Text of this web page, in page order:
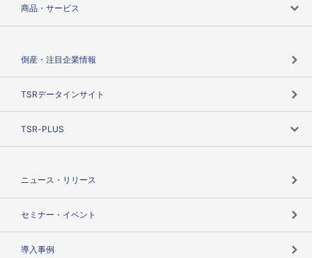
商品・サービス
倒産・注目企業情報
TSRデータインサイト
TSR-PLUS
ニュース・リリース
セミナー・イベント
導入事例